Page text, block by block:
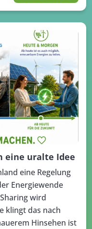
eine uralte Idee
eine Regelung
Energiewende
wird
klingt das nach
Hinsehen ist